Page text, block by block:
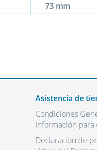
73 mm
Asistencia de
Condiciones
Información para
Declaración de